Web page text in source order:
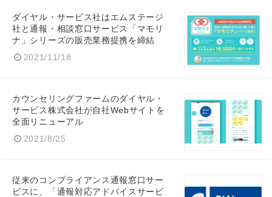
ダイヤル・サービス社はエムステージ
社と通報・相談窓口サービス「マモリ
ナ」シリーズの販売業務提携を締結
2021/11/18
カウンセリングファームのダイヤル・
サービス株式会社が自社Webサイトを
全面リニューアル
2021/8/25
従来のコンプライアンス通報窓口サー
ビスに、「通報対応アドバイスサービ